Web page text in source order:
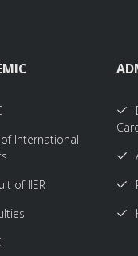
International
of IIER